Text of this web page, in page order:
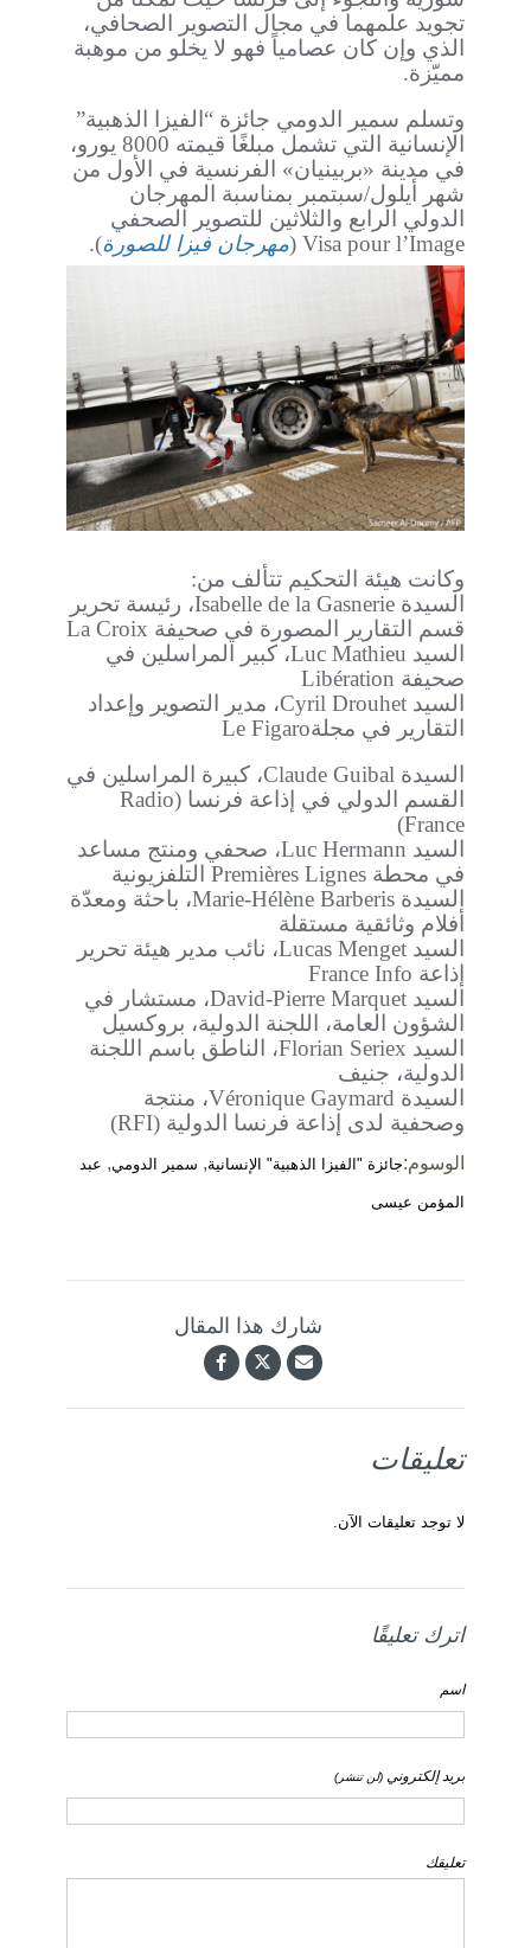
تجويد علمهما في مجال التصوير الصحافي،
الذي وإن كان عصامياً فهو لا يخلو من موهبة
مميّزة.
وتسلم سمير الدومي جائزة “الفيزا الذهبية”
الإنسانية التي تشمل مبلغًا قيمته 8000 يورو،
في مدينة «بربينيان» الفرنسية في الأول من
شهر أيلول/سبتمبر بمناسبة المهرجان
الدولي الرابع والثلاثين للتصوير الصحفي
Visa pour l’Image ( مهرجان فيزا للصورة).
وكانت هيئة التحكيم تتألف من:
السيدة Isabelle de la Gasnerie، رئيسة تحرير
قسم التقارير المصورة في صحيفة La Croix
السيد Luc Mathieu، كبير المراسلين في
صحيفة Libération
السيد Cyril Drouhet، مدير التصوير وإعداد
التقارير في مجلةLe Figaro
السيدة Claude Guibal، كبيرة المراسلين في
القسم الدولي في إذاعة فرنسا (Radio
France)
السيد Luc Hermann، صحفي ومنتج مساعد
في محطة Premières Lignes التلفزيونية
السيدة Marie-Hélène Barberis، باحثة ومعدّة
أفلام وثائقية مستقلة
السيد Lucas Menget، نائب مدير هيئة تحرير
إذاعة France Info
السيد David-Pierre Marquet، مستشار في
الشؤون العامة، اللجنة الدولية، بروكسيل
السيد Florian Seriex، الناطق باسم اللجنة
الدولية، جنيف
السيدة Véronique Gaymard، منتجة
وصحفية لدى إذاعة فرنسا الدولية (RFI)
الوسوم:جائزة "الفيزا الذهبية" الإنسانية, سمير الدومي, عبد
المؤمن عيسى
شارك هذا المقال
تعليقات
لا توجد تعليقات الآن.
اترك تعليقًا
اسم
بريد إلكتروني (لن تنشر)
تعليقك